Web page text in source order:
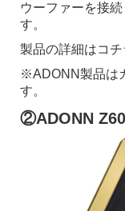
ウーファーを接
す。
製品の詳細はコ
※ADONN製品は
す。
②ADONN